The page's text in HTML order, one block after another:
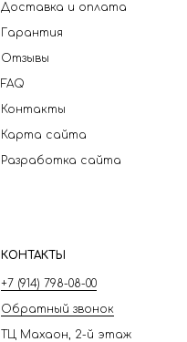
Доставка и оплата
Гарантия
Отзывы
FAQ
Контакты
Карта сайта
Разработка сайта
КОНТАКТЫ
+7 (914) 798-08-00
Обратный звонок
ТЦ Махаон, 2-й этаж